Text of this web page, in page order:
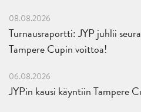
08.08.2026
Turnausraportti: JYP juhlii
Tampere Cupin voittoa!
06.08.2026
JYPin kausi käyntiin Tampere